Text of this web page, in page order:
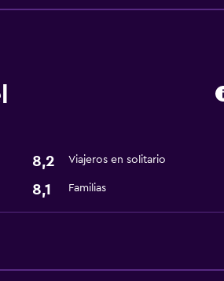
8,2 Viajeros en solitario
8,1 Familias